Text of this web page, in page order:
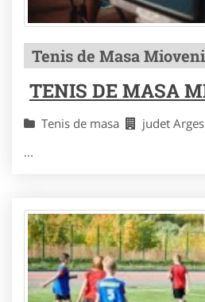
Tenis de Masa Mioveni
TENIS DE MASA
Tenis de masa judet Arges
...